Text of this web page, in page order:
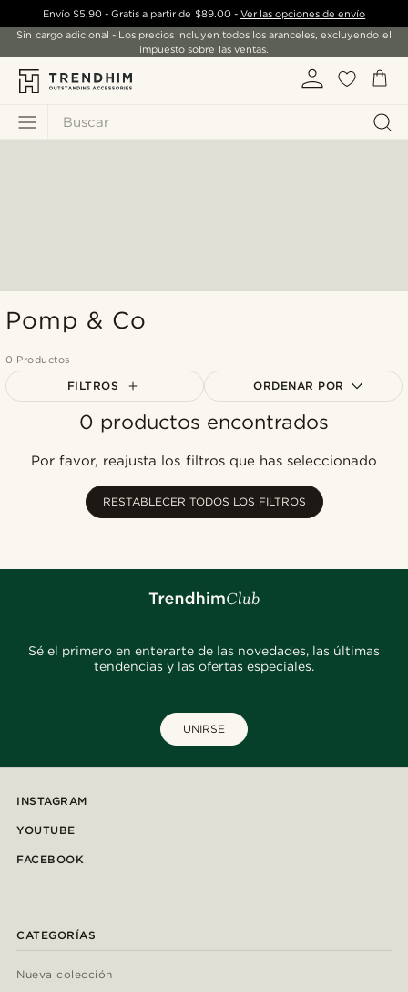
Buscar
Envío $5.90- Gratis a partir de $89.00- Ver las opciones de envío
Sin cargo adicional - Los precios incluyen todos los aranceles, excluyendo el
impuesto sobre las ventas.
Pomp & Co
0 Productos
FILTROS ORDENAR POR
Más popular
Menor precio
Mayor precio
0 productos encontrados
Por favor, reajusta los filtros que has seleccionado
RESTABLECER TODOS LOS FILTROS
Sé el primero en enterarte de las novedades, las últimas
tendencias y las ofertas especiales.
UNIRSE
INSTAGRAM
YOUTUBE
FACEBOOK
CATEGORÍAS
Nueva colección